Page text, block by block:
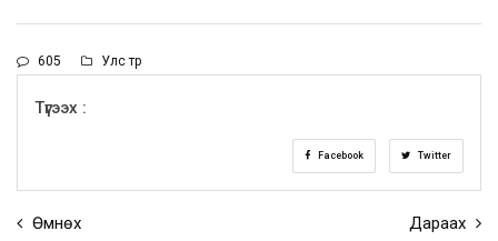
605 Улс төр
Түгээх :
Facebook Twitter
Өмнөх Дараах